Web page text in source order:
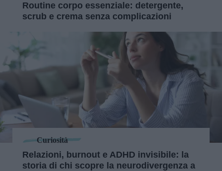
Routine corpo essenziale: detergente,
scrub e crema senza complicazioni
Curiosità
Relazioni, burnout e ADHD invisibile: la
storia di chi scopre la neurodivergenza a